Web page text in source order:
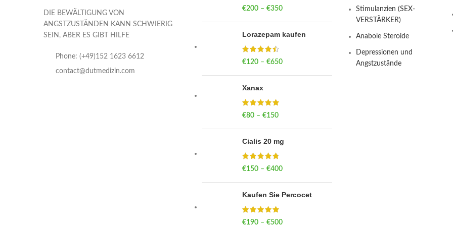
DIE BEWÄLTIGUNG VON
ANGSTZUSTÄNDEN KANN SCHWIERIG
SEIN, ABER ES GIBT HILFE
Phone: (+49)152 1623 6612
contact@dutmedizin.com
€200 – €350Price range: €200
Lorazepam kaufen
€120 – €650Price range: €120
Xanax
€80 – €150Price range: €80
Cialis 20 mg
€150 – €400Price range: €150
Kaufen Sie Percocet
€190 – €500Price range: €190
Stimulanzien (SEX-
VERSTÄRKER)
Anabole Steroide
Depressionen und
Angstzustände